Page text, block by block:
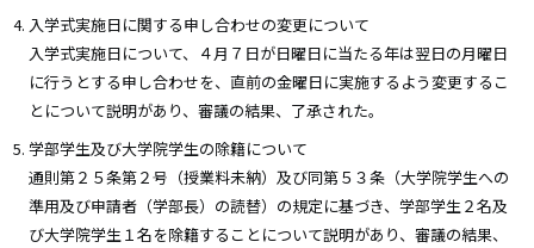
入学式実施日に関する申し合わせの変更について
入学式実施日について、４月７日が日曜日に当たる年は翌日の月曜日
に行うとする申し合わせを、直前の金曜日に実施するよう変更するこ
とについて説明があり、審議の結果、了承された。
学部学生及び大学院学生の除籍について
通則第２５条第２号（授業料未納）及び同第５３条（大学院学生への
準用及び申請者（学部長）の読替）の規定に基づき、学部学生２名及
び大学院学生１名を除籍することについて説明があり、審議の結果、